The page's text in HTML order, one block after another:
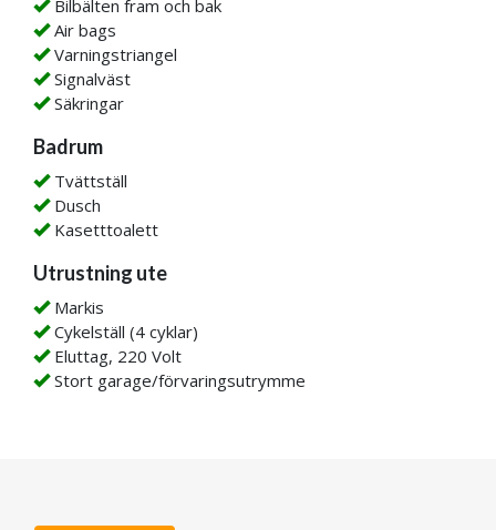
Bilbälten fram och bak
Air bags
Varningstriangel
Signalväst
Säkringar
Badrum
Tvättställ
Dusch
Kasetttoalett
Utrustning ute
Markis
Cykelställ (4 cyklar)
Eluttag, 220 Volt
Stort garage/förvaringsutrymme